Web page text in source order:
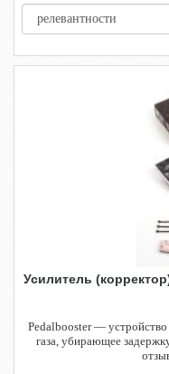
Усилитель
Pedalbooster —
газа, убирающее